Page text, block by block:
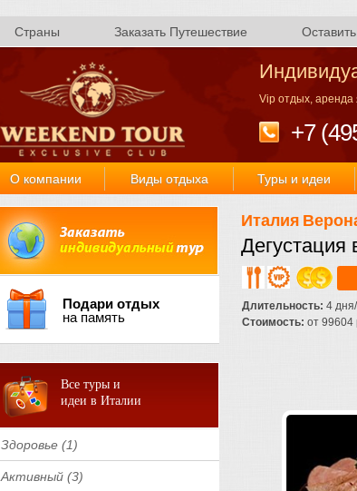
Страны Заказать Путешествие
Vip отдых, аренда
+7
О компании Виды отдыха Туры и идеи
Подари отдых
на память
Все туры и
идеи в Италии
Здоровье (1)
Активный (3)
Италия
Длительность: 4
Стоимость: от 99604